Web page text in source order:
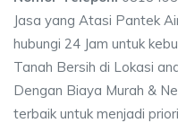
Jasa yang Atasi Pantek
hubungi 24 Jam untuk
Tanah Bersih di Lokasi
Dengan Biaya Murah &
terbaik untuk menjadi